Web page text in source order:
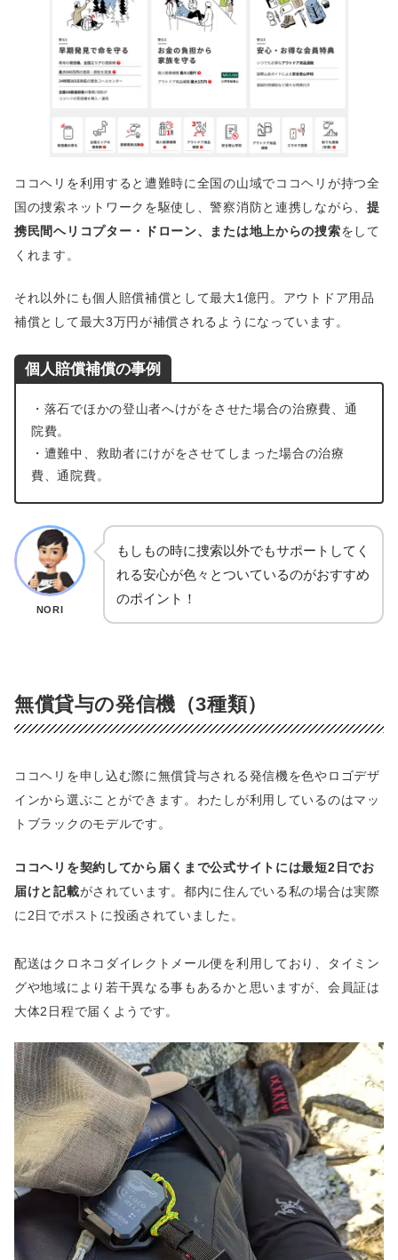
ココヘリを利用すると遭難時に全国の山域でココヘリが持つ全
国の捜索ネットワークを駆使し、警察消防と連携しながら、 提
携民間ヘリコプター・ドローン、または地上からの捜索をして
くれます。
それ以外にも個人賠償補償として最大1億円。アウトドア用品
補償として最大3万円が補償されるようになっています。
個人賠償補償の事例
・落石でほかの登山者へけがをさせた場合の治療費、通
院費。
・遭難中、救助者にけがをさせてしまった場合の治療
費、通院費。
NORI
もしもの時に捜索以外でもサポートしてく
れる安心が色々とついているのがおすすめ
のポイント！
無償貸与の発信機（3種類）
ココヘリを申し込む際に無償貸与される発信機を色やロゴデザ
インから選ぶことができます。わたしが利用しているのはマッ
トブラックのモデルです。
ココヘリを契約してから届くまで公式サイトには最短2日でお
届けと記載がされています。都内に住んでいる私の場合は実際
に2日でポストに投函されていました。
配送はクロネコダイレクトメール便を利用しており、タイミン
グや地域により若干異なる事もあるかと思いますが、会員証は
大体2日程で届くようです。